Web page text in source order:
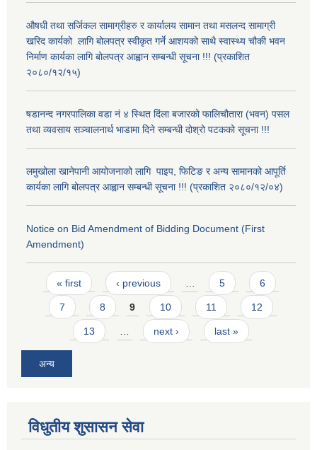
औषधी तथा सर्जिकल सामाग्रीहरु र कार्यालय सामान तथा मसलन्द सामाग्री
खरिद कार्यको लागि बोलपत्र स्वीकृत गर्ने आशयको साथै स्वास्थ्य चौकी भवन
निर्माण कार्यका लागि बोलपत्र आह्वान सम्बन्धी सूचना !!! (प्रकाशित
२०८०/१२/१५)
षडानन्द नगरपालिका वडा नं ४ स्थित दिंला बजारको फालिचौतारा (भवन) पसल
तथा व्यवसाय सञ्चालनार्थ भाडामा दिने सम्बन्धी दोश्रो पटकको सूचना !!!
लमुखोला खानेपानी आयोजनाको लागि पाइप, फिटिङ र अन्य सामानको आपूर्ति
कार्यका लागि बोलपत्र आह्वान सम्बन्धी सूचना !!! (प्रकाशित २०८०/१२/०४)
Notice on Bid Amendment of Bidding Document (First
Amendment)
Pages
« first ‹ previous 5 6
7 8 9 10 11 12
13 next › last »
अन्य
विधुतीय शुसासन सेवा